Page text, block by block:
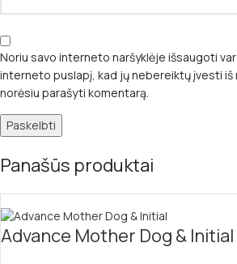
Noriu savo interneto naršyklėje išsaugoti
interneto puslapį, kad jų nebereiktų įvesti iš
norėsiu parašyti komentarą.
Panašūs produktai
Advance Mother Dog & Initial